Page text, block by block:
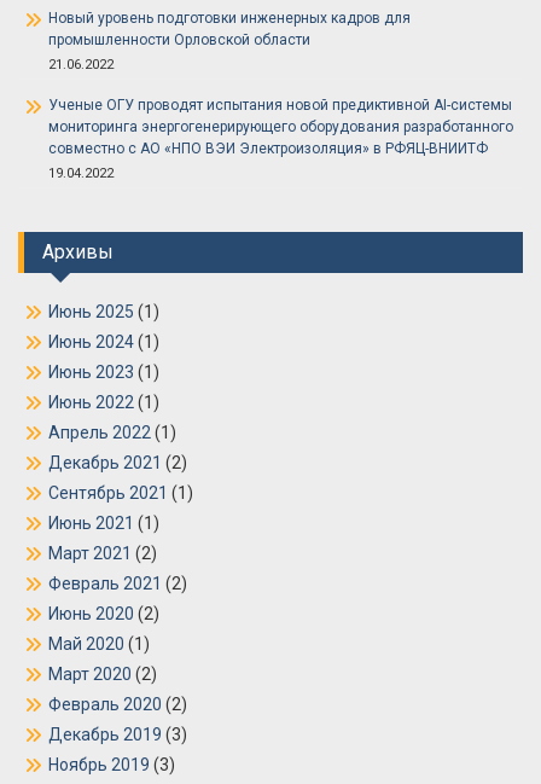
Новый уровень подготовки инженерных кадров для
промышленности Орловской области
21.06.2022
Ученые ОГУ проводят испытания новой предиктивной AI-системы
мониторинга энергогенерирующего оборудования разработанного
совместно с АО «НПО ВЭИ Электроизоляция» в РФЯЦ-ВНИИТФ
19.04.2022
Архивы
Июнь 2025 (1)
Июнь 2024(1)
Июнь 2023 (1)
Июнь 2022 (1)
Апрель 2022 (1)
Декабрь 2021 (2)
Сентябрь 2021 (1)
Июнь 2021 (1)
Март 2021 (2)
Февраль 2021 (2)
Июнь 2020 (2)
Май 2020 (1)
Март 2020 (2)
Февраль 2020 (2)
Декабрь 2019 (3)
Ноябрь 2019 (3)